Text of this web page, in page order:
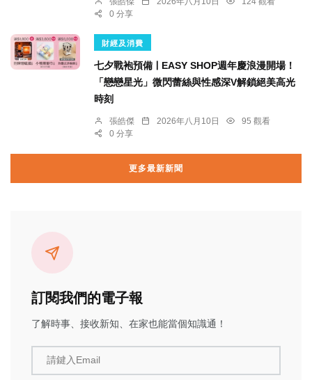
0 分享
財經及消費
七夕戰袍預備ￜEASY SHOP週年慶浪漫開場！
「戀戀星光」微閃蕾絲與性感深V解鎖絕美高光
時刻
張皓傑 2026年八月10日
95 觀看
0 分享
更多最新新聞
訂閱我們的電子報
了解時事、接收新知、在家也能當個知識通！
請鍵入Email